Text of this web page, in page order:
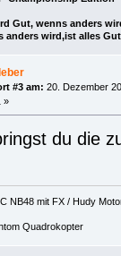
Gut, wenns anders
anders wird,ist alles Gut
#3 am: 20. Dezember
»
du die
NB48 mit FX / Hudy
Quadrokopter